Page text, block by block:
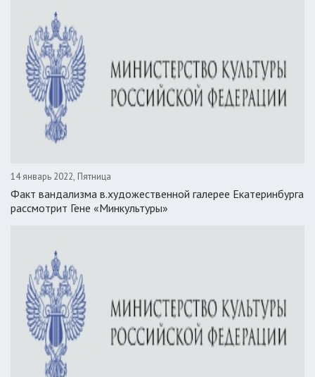
14 январь 2022, Пятница
Факт вандализма в.художественной галерее Екатеринбурга
рассмотрит Гене «Минкультуры»